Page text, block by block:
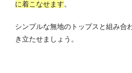
に着こなせます。
シンプルな無地のトップスと組み合
き立たせましょう。